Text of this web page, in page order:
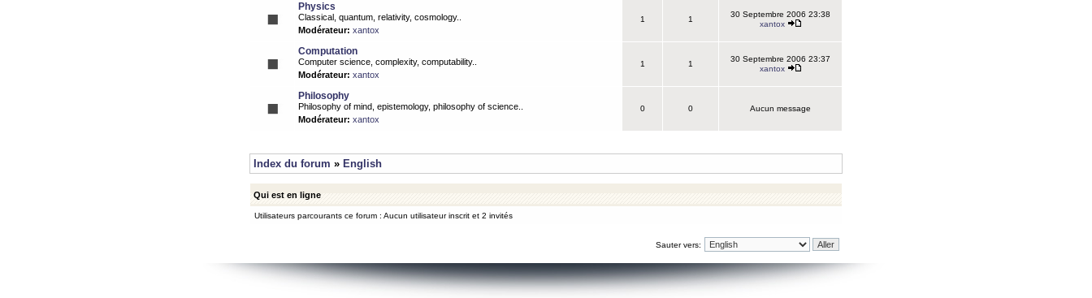
Physics
Classical, quantum, relativity, cosmology..
Modérateur: xantox
1 1
30 Septembre 2006 23:38
xantox
Computation
Computer science, complexity, computability..
Modérateur: xantox
1 1
30 Septembre 2006 23:37
xantox
Philosophy
Philosophy of mind, epistemology, philosophy of science..
Modérateur: xantox
0 0 Aucun message
Index du forum » English
Qui est en ligne
Utilisateurs parcourants ce forum : Aucun utilisateur inscrit et 2 invités
Sauter vers: